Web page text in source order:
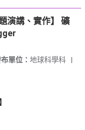
演講、實作】 礦
單位： 地球科學科 |